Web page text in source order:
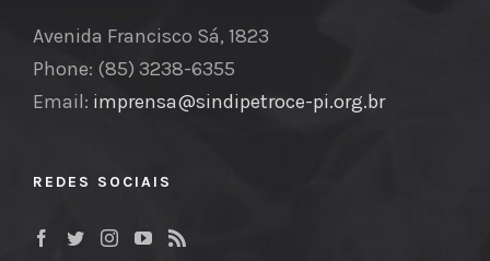
Avenida Francisco Sá, 1823
Phone: (85) 3238-6355
Email: imprensa@sindipetroce-pi.org.br
REDES SOCIAIS